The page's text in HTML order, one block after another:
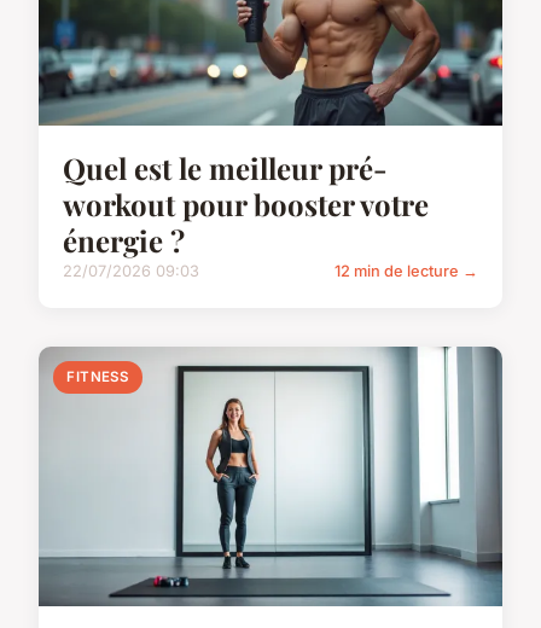
Quel est le meilleur pré-
workout pour booster votre
énergie ?
22/07/2026 09:03 12 min de lecture →
FITNESS